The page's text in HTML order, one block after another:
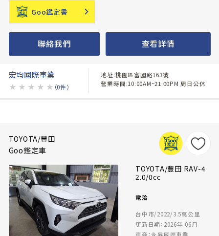
Goo鑑定書
聯絡我們 查看詳情
宏均國際車業
★ ★ ★ ★ ★ （0件）
地址:桃園區富國路163號
營業時間:10:00AM~21:00PM 周日公休
TOYOTA/豐田
Goo鑑定車
TOYOTA/豐田 RAV-4
2.0/0cc
電洽
台中市/2022/3.5萬公里
更新日期：2026年 06月